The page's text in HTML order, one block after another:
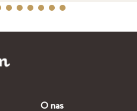
O nas